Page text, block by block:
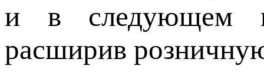
и в следующем
расширив